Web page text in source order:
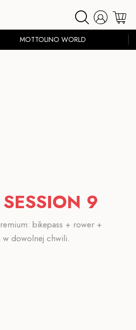
MOTTOLINO WORLD
9
bikepass + rower +
w dowolnej chwili.